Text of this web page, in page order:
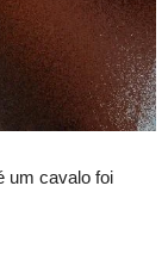
um cavalo foi